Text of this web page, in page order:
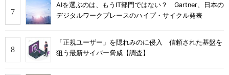
AIを選ぶのは、もうIT部門ではない？ Gartner、日本の
デジタルワークプレースのハイプ・サイクル発表
「正規ユーザー」を隠れみのに侵入 信頼された基盤を
狙う最新サイバー脅威【調査】